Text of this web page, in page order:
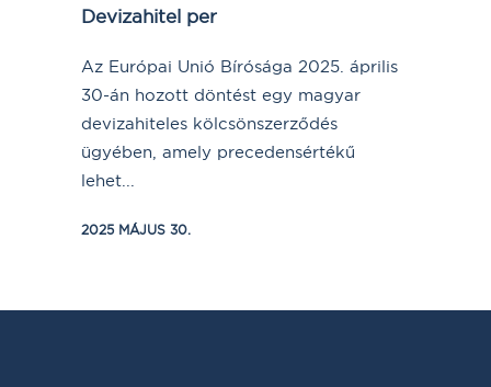
Devizahitel per
Az Európai Unió Bírósága 2025. április
30-án hozott döntést egy magyar
devizahiteles kölcsönszerződés
ügyében, amely precedensértékű
lehet...
2025 MÁJUS 30.